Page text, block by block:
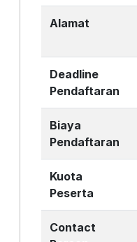
Alamat
Deadline
Pendaftaran
Biaya
Pendaftaran
Kuota
Peserta
Contact